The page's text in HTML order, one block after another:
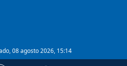
08 agosto 2026, 15:14